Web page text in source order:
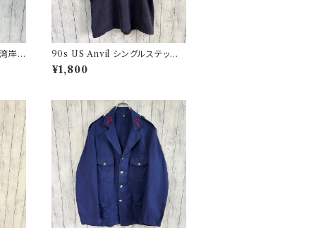
岸
ヴ
90s US Anvil シングルステッチT
シャツ ニューヨーク警察 ヴィンテ
ージ
¥1,800